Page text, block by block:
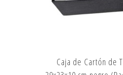
Caja de Cartón de